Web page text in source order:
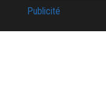
Publicité